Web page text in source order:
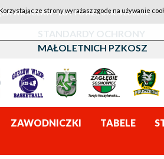
WROCŁAW - LOTTO AZS UMCS LUBLIN
STANDARDY OCHRONY
MAŁOLETNICH PZKOSZ
ZAWODNICZKI TABELE
ze strony wyrażasz zgodę na używanie